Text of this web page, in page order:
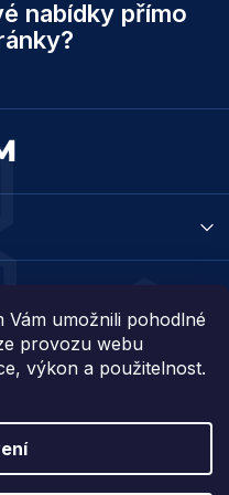
Vám umožnili pohodlné
provozu webu
výkon a použitelnost.
nabídky přímo